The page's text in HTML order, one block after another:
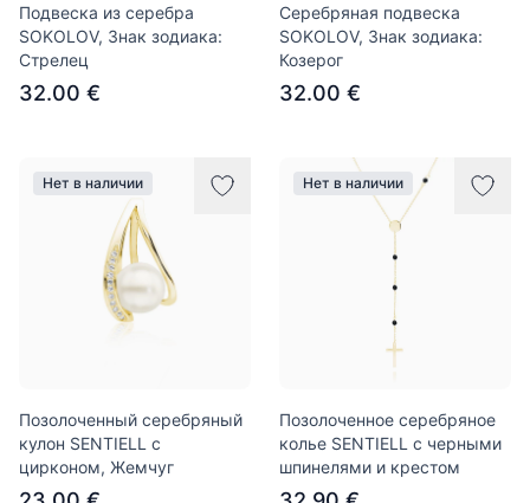
Подвеска из серебра
SOKOLOV, Знак зодиака:
Стрелец
32.00 €
Серебряная подвеска
SOKOLOV, Знак зодиака:
Козерог
32.00 €
Нет в наличии
Позолоченный серебряный
кулон SENTIELL с
цирконом, Жемчуг
Нет в наличии
Позолоченное серебряное
колье SENTIELL с черными
шпинелями и крестом